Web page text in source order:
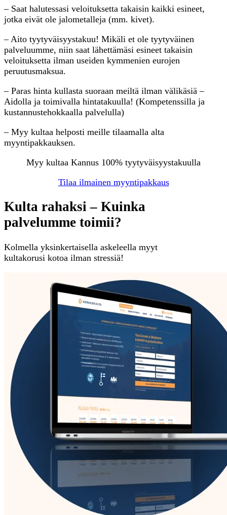
– Saat halutessasi veloituksetta takaisin kaikki esineet,
jotka eivät ole jalometalleja (mm. kivet).
– Aito tyytyväisyystakuu! Mikäli et ole tyytyväinen
palveluumme, niin saat lähettämäsi esineet takaisin
veloituksetta ilman useiden kymmenien eurojen
peruutusmaksua.
– Paras hinta kullasta suoraan meiltä ilman välikäsiä –
Aidolla ja toimivalla hintatakuulla! (Kompetenssilla ja
kustannustehokkaalla palvelulla)
– Myy kultaa helposti meille tilaamalla alta
myyntipakkauksen.
Myy kultaa Kannus 100% tyytyväisyystakuulla
Tilaa ilmainen myyntipakkaus
Kulta rahaksi – Kuinka
palvelumme toimii?
Kolmella yksinkertaisella askeleella myyt
kultakorusi kotoa ilman stressiä!